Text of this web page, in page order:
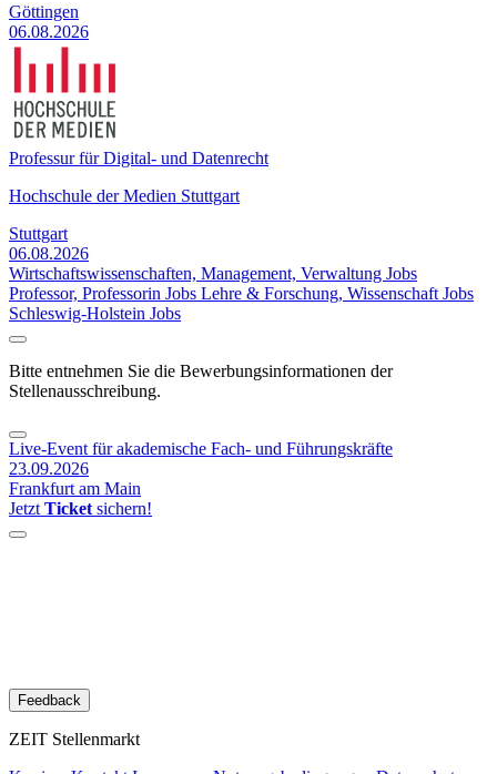
Göttingen
06.08.2026
Professur für Digital- und Datenrecht
Hochschule der Medien Stuttgart
Stuttgart
06.08.2026
Wirtschaftswissenschaften, Management, Verwaltung Jobs
Professor, Professorin Jobs Lehre & Forschung, Wissenschaft Jobs
Schleswig-Holstein Jobs
Bitte entnehmen Sie die Bewerbungsinformationen der
Stellenausschreibung.
Live-Event für akademische Fach- und Führungskräfte
23.09.2026
Frankfurt am Main
Jetzt Ticket sichern!
Feedback
ZEIT Stellenmarkt